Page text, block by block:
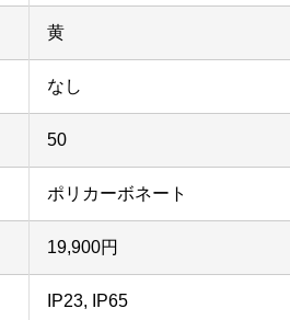
黄
なし
50
ポリカーボネート
19,900円
IP23, IP65